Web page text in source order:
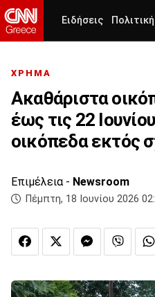
Ειδήσεις Πολιτική
ΧΡΗΜΑ
Ακαθάριστα
έως τις 22
οικόπεδα εκτός
Επιμέλεια - Newsroom
Πέμπτη, 18 Ιουνίου 2026